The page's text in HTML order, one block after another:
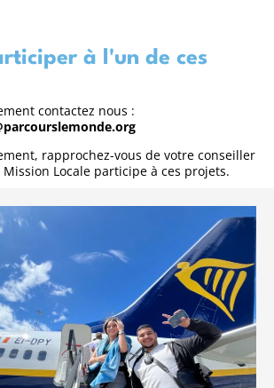
à l'un de ces
contactez nous :
rapprochez-vous de votre conseiller
Locale participe à ces projets.